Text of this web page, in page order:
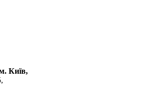
Київ,